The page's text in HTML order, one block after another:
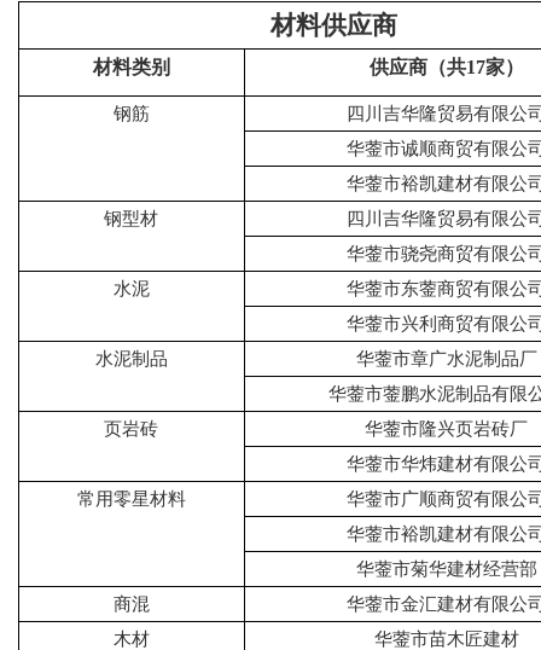
材料供应商
材料类别 供应商（共17家）
钢筋
四川吉华隆贸易有限公
华蓥市诚顺商贸有限公
华蓥市裕凯建材有限公
钢型材
四川吉华隆贸易有限公
华蓥市骁尧商贸有限公
水泥
华蓥市东蓥商贸有限公
华蓥市兴利商贸有限公
水泥制品
华蓥市章广水泥制品厂
华蓥市蓥鹏水泥制品有限
页岩砖
华蓥市隆兴页岩砖厂
华蓥市华炜建材有限公
常用零星材料
华蓥市广顺商贸有限公
华蓥市裕凯建材有限公
华蓥市菊华建材经营部
商混
华蓥市金汇建材有限公
木材
华蓥市苗木匠建材